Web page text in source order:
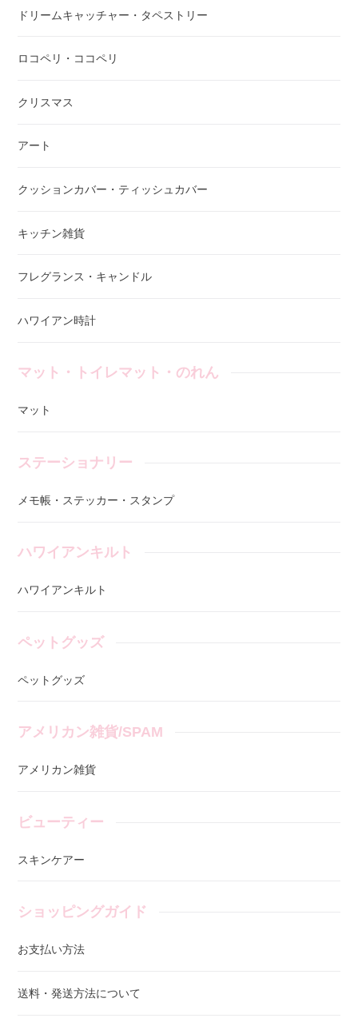
ドリームキャッチャー・タペストリー
ロコペリ・ココペリ
クリスマス
アート
クッションカバー・ティッシュカバー
キッチン雑貨
フレグランス・キャンドル
ハワイアン時計
マット・トイレマット・のれん
マット
ステーショナリー
メモ帳・ステッカー・スタンプ
ハワイアンキルト
ハワイアンキルト
ペットグッズ
ペットグッズ
アメリカン雑貨/SPAM
アメリカン雑貨
ビューティー
スキンケアー
ショッピングガイド
お支払い方法
送料・発送方法について